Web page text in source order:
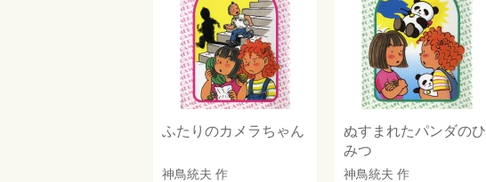
ふたりのカメラちゃん
神鳥統夫 作
ぬすまれたパンダのひ
みつ
神鳥統夫 作